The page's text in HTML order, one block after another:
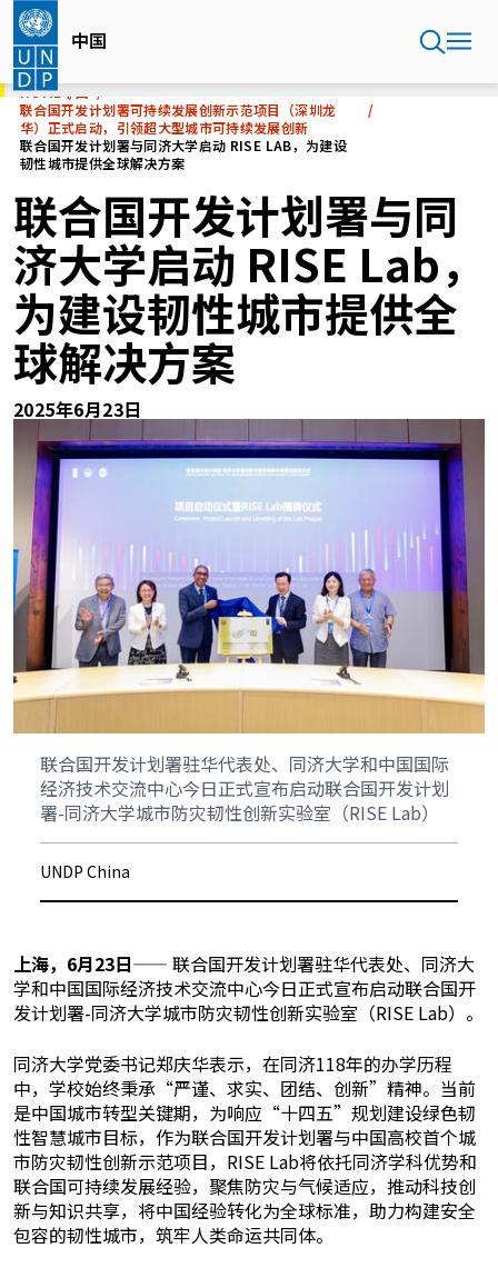
Skip
main
content
中国
HOME
联合国开发计划署可持续发展创新示范项目（深圳龙
华）正式启动，引领超大型城市可持续发展创新
联合国开发计划署与同济大学启动 RISE LAB，为建设
韧性城市提供全球解决方案
联合国开发计划署与同
济大学启动 RISE Lab，
为建设韧性城市提供全
球解决方案
2025年6月23日
联合国开发计划署驻华代表处、同济大学和中国国际
经济技术交流中心今日正式宣布启动联合国开发计划
署-同济大学城市防灾韧性创新实验室（RISE Lab）
UNDP China
上海，6月23日—— 联合国开发计划署驻华代表处、同济大
学和中国国际经济技术交流中心今日正式宣布启动联合国开
发计划署-同济大学城市防灾韧性创新实验室（RISE Lab）。
同济大学党委书记郑庆华表示，在同济118年的办学历程
中，学校始终秉承“严谨、求实、团结、创新”精神。当前
是中国城市转型关键期，为响应“十四五”规划建设绿色韧
性智慧城市目标，作为联合国开发计划署与中国高校首个城
市防灾韧性创新示范项目，RISE Lab将依托同济学科优势和
联合国可持续发展经验，聚焦防灾与气候适应，推动科技创
新与知识共享，将中国经验转化为全球标准，助力构建安全
包容的韧性城市，筑牢人类命运共同体。